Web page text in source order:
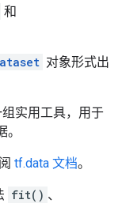
和
对象形式出
实用工具，用于
tf.data 文档。
fit() 、